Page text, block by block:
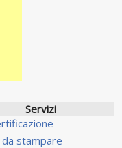
Servizi
da stampare